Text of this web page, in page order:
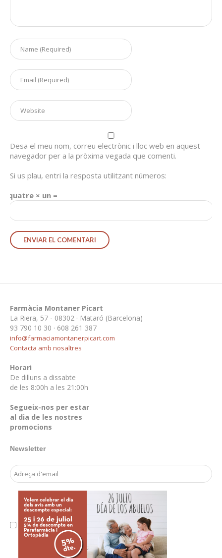
Desa el meu nom, correu electrònic i lloc web en aquest
navegador per a la pròxima vegada que comenti.
Si us plau, entri la resposta utilitzant números:
quatre × un =
Farmàcia Montaner Picart
La Riera, 57 - 08302 · Mataró (Barcelona)
93 790 10 30 · 608 261 387
info@farmaciamontanerpicart.com
Contacta amb nosaltres
Horari
De dilluns a dissabte
de les 8:00h a les 21:00h
Segueix-nos per estar
al dia de les nostres
promocions
Newsletter